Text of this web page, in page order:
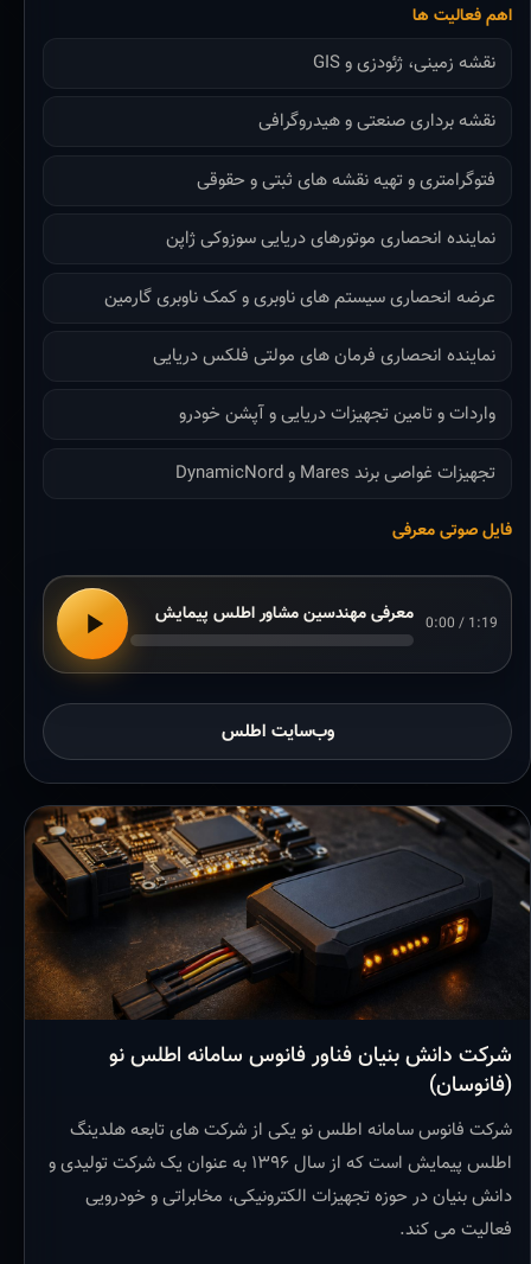
اهم فعالیت ها
نقشه زمینی، ژئودزی و GIS
نقشه برداری صنعتی و هیدروگرافی
فتوگرامتری و تهیه نقشه های ثبتی و حقوقی
نماینده انحصاری موتورهای دریایی سوزوکی ژاپن
عرضه انحصاری سیستم های ناوبری و کمک ناوبری گارمین
نماینده انحصاری فرمان های مولتی فلکس دریایی
واردات و تامین تجهیزات دریایی و آپشن خودرو
تجهیزات غواصی برند Mares و DynamicNord
فایل صوتی معرفی
0:00 / 1:19 معرفی مهندسین مشاور اطلس پیمایش
وب‌سایت اطلس
شرکت دانش بنیان فناور فانوس سامانه اطلس نو
(فانوسان)
شرکت فانوس سامانه اطلس نو یکی از شرکت های تابعه هلدینگ
اطلس پیمایش است که از سال ۱۳۹۶ به عنوان یک شرکت تولیدی و
دانش بنیان در حوزه تجهیزات الکترونیکی، مخابراتی و خودرویی
فعالیت می کند.